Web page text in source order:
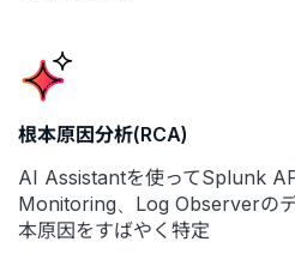
根本原因分析(RCA)
AI Assistantを使ってSplunk
Monitoring、Log Observerの
本原因をすばやく特定